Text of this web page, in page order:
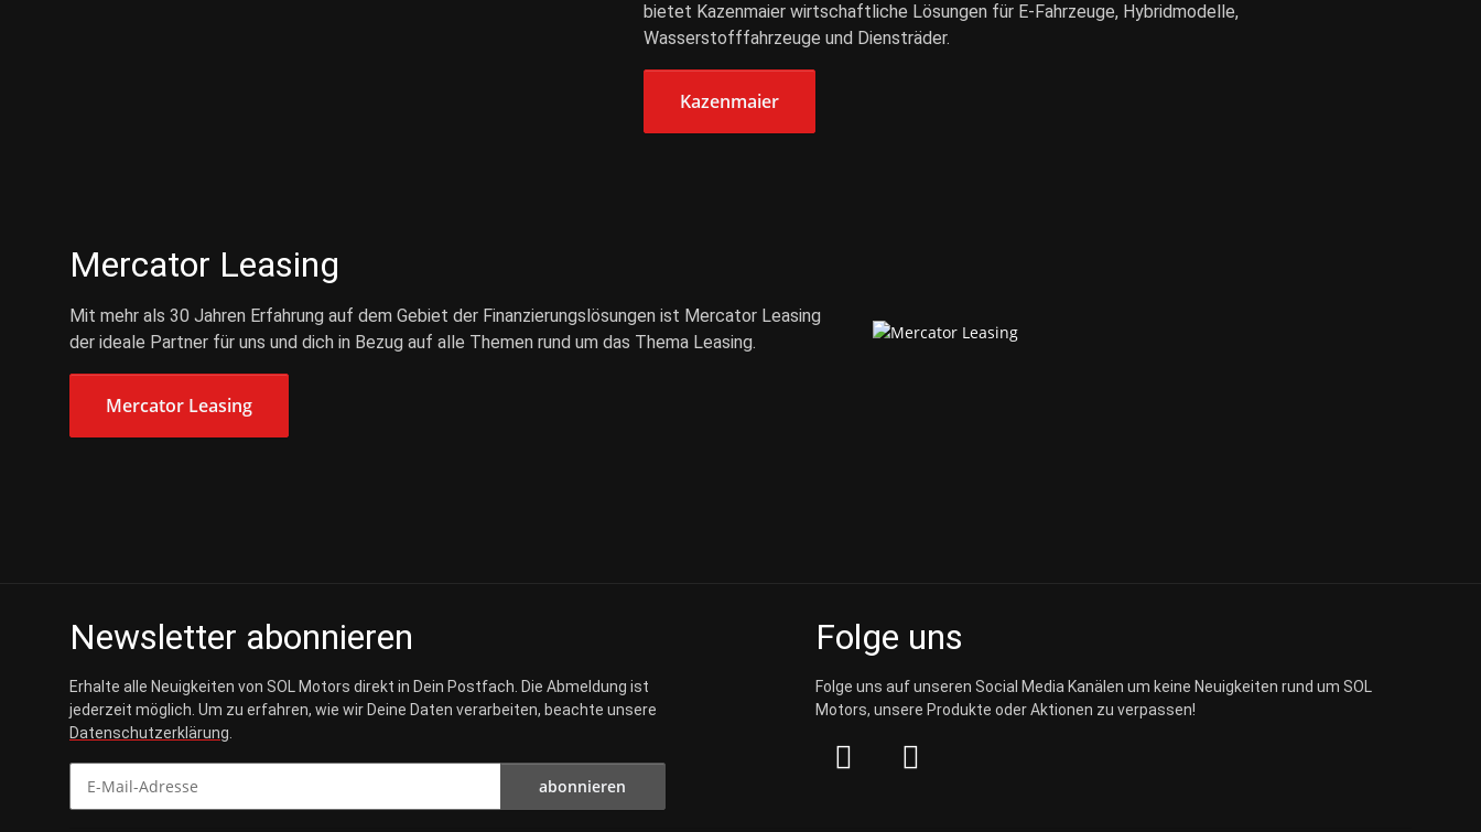
bietet Kazenmaier wirtschaftliche Lösungen für E-Fahrzeuge, Hybridmodelle,
Wasserstofffahrzeuge und Diensträder.
Kazenmaier
Mercator Leasing
Mit mehr als 30 Jahren Erfahrung auf dem Gebiet der Finanzierungslösungen ist Mercator Leasing
der ideale Partner für uns und dich in Bezug auf alle Themen rund um das Thema Leasing.
Mercator Leasing
Newsletter abonnieren
Erhalte alle Neuigkeiten von SOL Motors direkt in Dein Postfach. Die Abmeldung ist
jederzeit möglich. Um zu erfahren, wie wir Deine Daten verarbeiten, beachte unsere
Datenschutzerklärung
abonnieren
Folge uns
Folge uns auf unseren Social Media Kanälen um keine Neuigkeiten rund um SOL
Motors, unsere Produkte oder Aktionen zu verpassen!